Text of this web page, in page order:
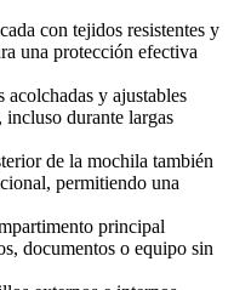
con tejidos resistentes y
una protección efectiva
acolchadas y ajustables
durante largas
de la mochila también
permitiendo una
principal
documentos o equipo sin